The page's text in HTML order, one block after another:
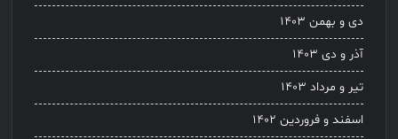
دی و بهمن ۱۴۰۳
آذر و دی ۱۴۰۳
تیر و مرداد ۱۴۰۳
اسفند و فروردین ۱۴۰۲